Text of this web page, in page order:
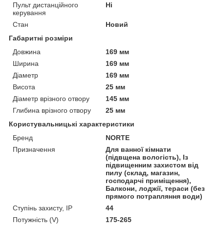
Пульт дистанційного
керування
Ні
Стан
Новий
Габаритні розміри
Довжина
169 мм
Ширина
169 мм
Діаметр
169 мм
Висота
25 мм
Діаметр врізного отвору
145 мм
Глибина врізного отвору
25 мм
Користувальницькі характеристики
Бренд
NORTE
Призначення
Для ванної кімнати
(підвщена вологість), Із
підвищенним захистом від
пилу (склад, магазин,
господарчі приміщення),
Балкони, лоджії, тераси (без
прямого потрапляння води)
Ступінь захисту, IP
44
Потужність (V)
175-265